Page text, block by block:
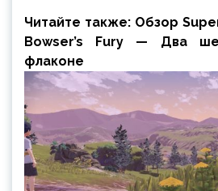
Читайте также: Обзор
Bowser’s Fury — Два
флаконе